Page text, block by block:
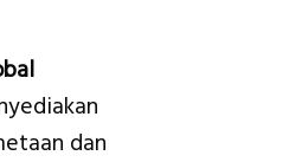
dan